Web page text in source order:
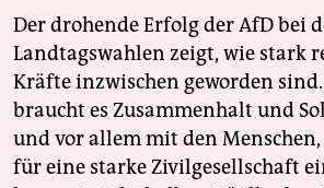
Der drohende Erfolg der AfD bei
Landtagswahlen zeigt, wie stark
Kräfte inzwischen geworden
braucht es Zusammenhalt und
und vor allem mit den
für eine starke Zivilgesellschaft